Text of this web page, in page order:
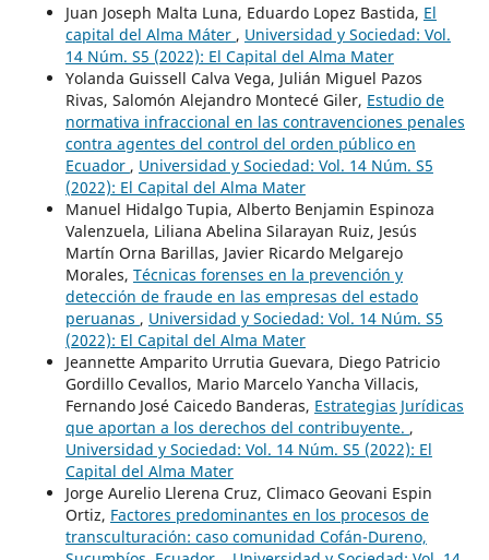
Juan Joseph Malta Luna, Eduardo Lopez Bastida, El
capital del Alma Máter , Universidad y Sociedad: Vol.
14 Núm. S5 (2022): El Capital del Alma Mater
Yolanda Guissell Calva Vega, Julián Miguel Pazos
Rivas, Salomón Alejandro Montecé Giler, Estudio de
normativa infraccional en las contravenciones penales
contra agentes del control del orden público en
Ecuador , Universidad y Sociedad: Vol. 14 Núm. S5
(2022): El Capital del Alma Mater
Manuel Hidalgo Tupia, Alberto Benjamin Espinoza
Valenzuela, Liliana Abelina Silarayan Ruiz, Jesús
Martín Orna Barillas, Javier Ricardo Melgarejo
Morales, Técnicas forenses en la prevención y
detección de fraude en las empresas del estado
peruanas , Universidad y Sociedad: Vol. 14 Núm. S5
(2022): El Capital del Alma Mater
Jeannette Amparito Urrutia Guevara, Diego Patricio
Gordillo Cevallos, Mario Marcelo Yancha Villacis,
Fernando José Caicedo Banderas, Estrategias Jurídicas
que aportan a los derechos del contribuyente. ,
Universidad y Sociedad: Vol. 14 Núm. S5 (2022): El
Capital del Alma Mater
Jorge Aurelio Llerena Cruz, Climaco Geovani Espin
Ortiz, Factores predominantes en los procesos de
transculturación: caso comunidad Cofán-Dureno,